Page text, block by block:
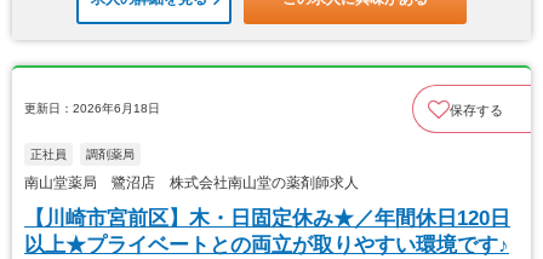
更新日：2026年6月18日 保存する
正社員 調剤薬局
南山堂薬局 鷺沼店 株式会社南山堂の薬剤師求人
【川崎市宮前区】木・日固定休み★／年間休日120日
以上★プライベートとの両立が取りやすい環境です♪